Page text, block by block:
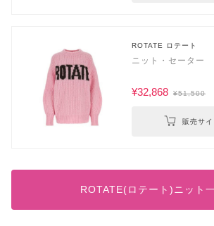
ROTATE ロテート
ニット・セーター
¥32,868 ¥51,500
販売サ
ROTATE(ロテート)ニット